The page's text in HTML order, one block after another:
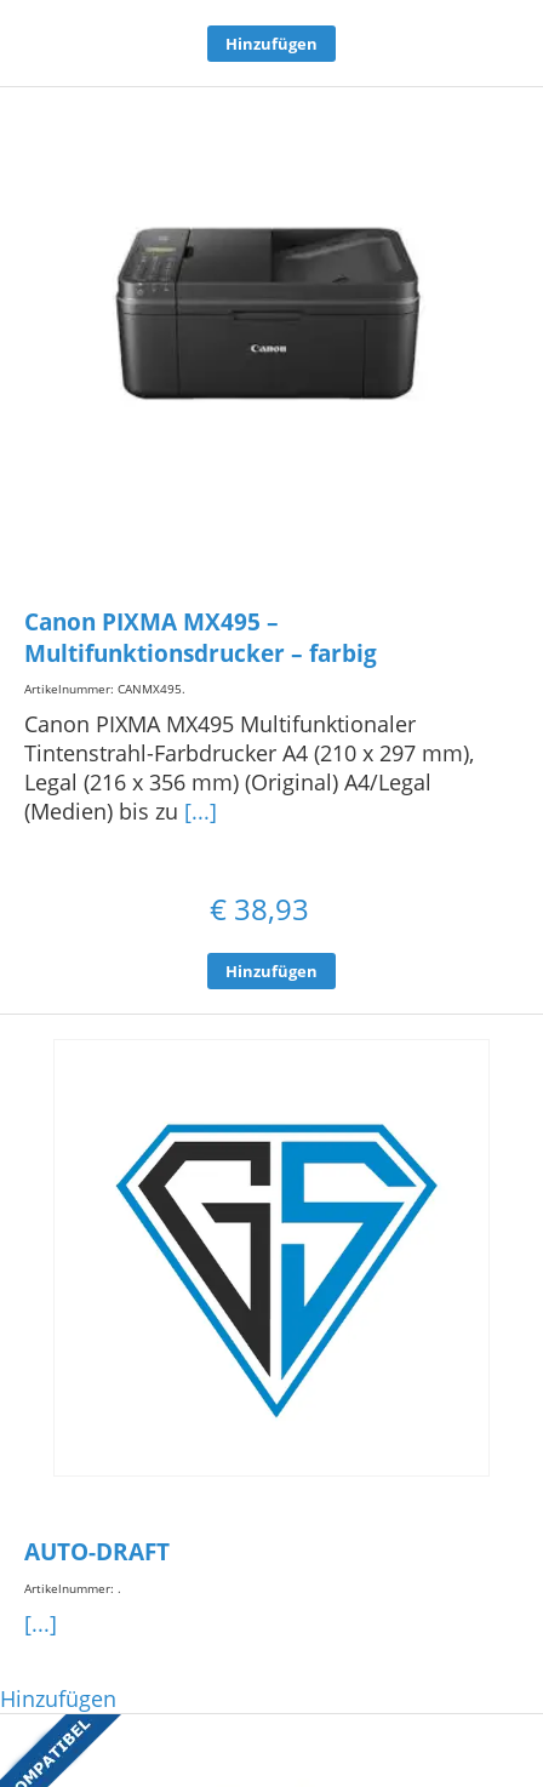
Hinzufügen
Canon PIXMA MX495 –
Multifunktionsdrucker – farbig
Artikelnummer: CANMX495.
Canon PIXMA MX495 Multifunktionaler
Tintenstrahl-Farbdrucker A4 (210 x 297 mm),
Legal (216 x 356 mm) (Original) A4/Legal
(Medien) bis zu [...]
€ 38,93
Hinzufügen
AUTO-DRAFT
Artikelnummer: .
[...]
Hinzufügen